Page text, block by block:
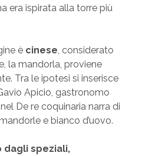
era ispirata alla torre più
è cinese, considerato
la mandorla, proviene
Tra le ipotesi si inserisce
Apicio, gastronomo
De re coquinaria narra di
e bianco d’uovo.
dagli speziali,